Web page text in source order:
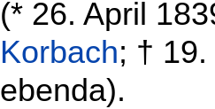
(* 26. April
Korbach; †
ebenda).